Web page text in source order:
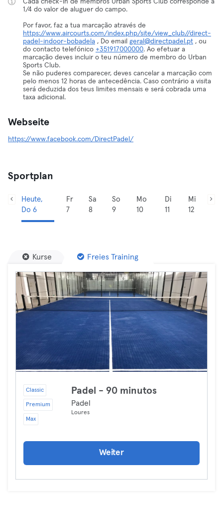
Cada check-in de membros Urban Sports Club corresponde a
1/4 do valor de aluguer do campo.
Por favor, faz a tua marcação através de
https://www.aircourts.com/index.php/site/view_club//direct-
padel-indoor-bobadela , Do email geral@directpadel.pt , ou
do contacto telefónico +351917000000. Ao efetuar a
marcação deves incluir o teu número de membro do Urban
Sports Club.
Se não puderes comparecer, deves cancelar a marcação com
pelo menos 12 horas de antecedência. Caso contrário a visita
será deduzida dos teus limites mensais e será cobrada uma
taxa adicional.
Webseite
https://www.facebook.com/DirectPadel/
Sportplan
Heute,
Do 6
Fr
7
Sa
8
So
9
Mo
10
Di
11
Mi
12
Kurse Freies Training
Classic
Premium
Max
Padel - 90 minutos
Padel
Loures
Weiter